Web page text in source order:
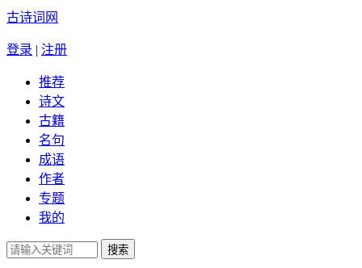
古诗词网
登录 | 注册
推荐
诗文
古籍
名句
成语
作者
专题
我的